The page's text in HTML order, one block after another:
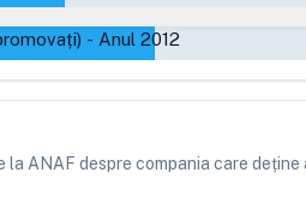
- Anul 2012
la ANAF despre compania care